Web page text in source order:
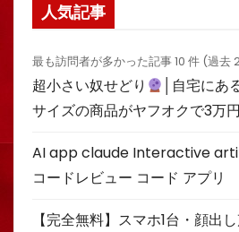
人気記事
最も訪問者が多かった記事 10 件 (過去
超小さい奴せどり
│自宅に
サイズの商品がヤフオクで3万円
AI app claude Interactive
コードレビュー コード アプリ
【完全無料】スマホ1台・顔出